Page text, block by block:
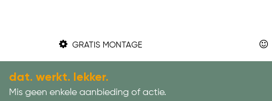
GRATIS MONTAGE
dat. werkt. lekker.
Mis geen enkele aanbieding of actie.